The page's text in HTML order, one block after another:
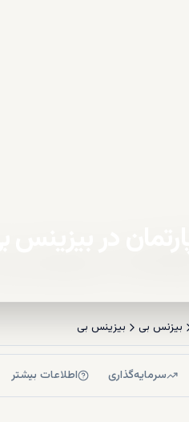
بیزنس بی بیزینس بی
سرمایه‌گذاری اطلاعات بیشتر